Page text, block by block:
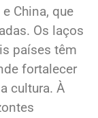
China, que
Os laços
países têm
fortalecer
cultura. À